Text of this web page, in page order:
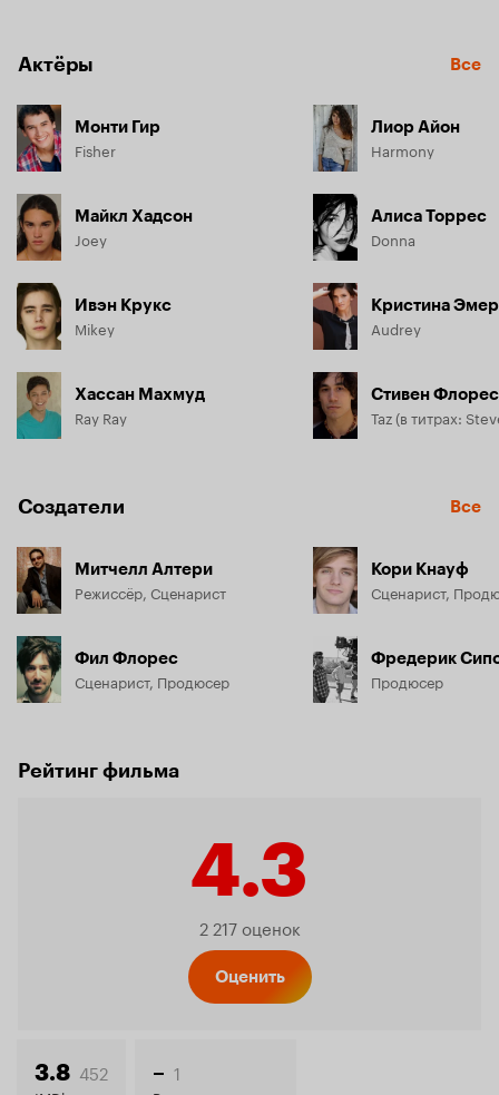
Актёры Все
Монти Гир
Fisher
Майкл Хадсон
Joey
Ивэн Крукс
Mikey
Хассан Махмуд
Ray Ray
Лиор Айон
Harmony
Алиса Торрес
Donna
Кристина
Audrey
Стивен Флорес
Taz (в титрах:
Создатели Все
Митчелл Алтери
Режиссёр, Сценарист
Фил Флорес
Сценарист, Продюсер
Кори Кнауф
Сценарист,
Фредерик
Продюсер
Рейтинг фильма
4.3
Рейтинг
2 217 оценок
Оценить
3.8 452 – 1